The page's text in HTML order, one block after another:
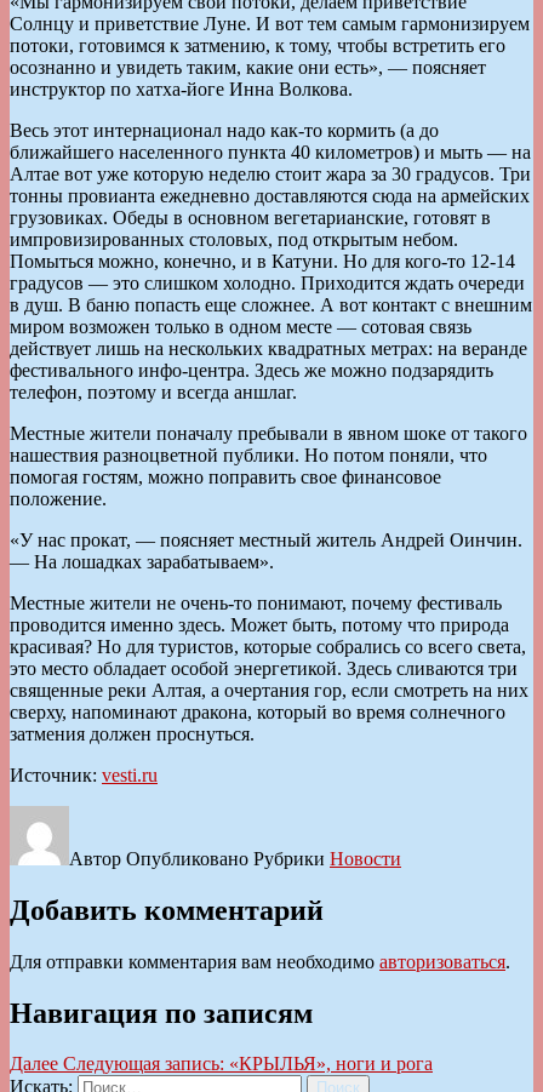
Солнцу и приветствие Луне. И вот тем самым гармонизируем
потоки, готовимся к затмению, к тому, чтобы встретить его
осознанно и увидеть таким, какие они есть», — поясняет
инструктор по хатха-йоге Инна Волкова.
Весь этот интернационал надо как-то кормить (а до
ближайшего населенного пункта 40 километров) и мыть — на
Алтае вот уже которую неделю стоит жара за 30 градусов. Три
тонны провианта ежедневно доставляются сюда на армейских
грузовиках. Обеды в основном вегетарианские, готовят в
импровизированных столовых, под открытым небом.
Помыться можно, конечно, и в Катуни. Но для кого-то 12-14
градусов — это слишком холодно. Приходится ждать очереди
в душ. В баню попасть еще сложнее. А вот контакт с внешним
миром возможен только в одном месте — сотовая связь
действует лишь на нескольких квадратных метрах: на веранде
фестивального инфо-центра. Здесь же можно подзарядить
телефон, поэтому и всегда аншлаг.
Местные жители поначалу пребывали в явном шоке от такого
нашествия разноцветной публики. Но потом поняли, что
помогая гостям, можно поправить свое финансовое
положение.
«У нас прокат, — поясняет местный житель Андрей Оинчин.
— На лошадках зарабатываем».
Местные жители не очень-то понимают, почему фестиваль
проводится именно здесь. Может быть, потому что природа
красивая? Но для туристов, которые собрались со всего света,
это место обладает особой энергетикой. Здесь сливаются три
священные реки Алтая, а очертания гор, если смотреть на них
сверху, напоминают дракона, который во время солнечного
затмения должен проснуться.
Источник: vesti.ru
Автор Опубликовано Рубрики Новости
Добавить комментарий
Для отправки комментария вам необходимо авторизоваться.
Навигация по записям
Далее Следующая запись: «КРЫЛЬЯ», ноги и рога
Искать:
Поиск